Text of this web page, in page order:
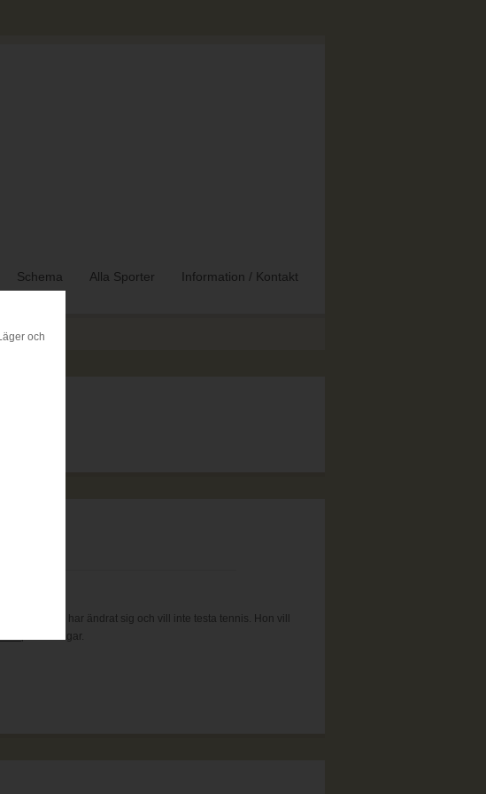
Schema Alla Sporter Information / Kontakt
15. Men hon har ändrat sig och vill inte testa tennis. Hon vill
på söndagar.
och